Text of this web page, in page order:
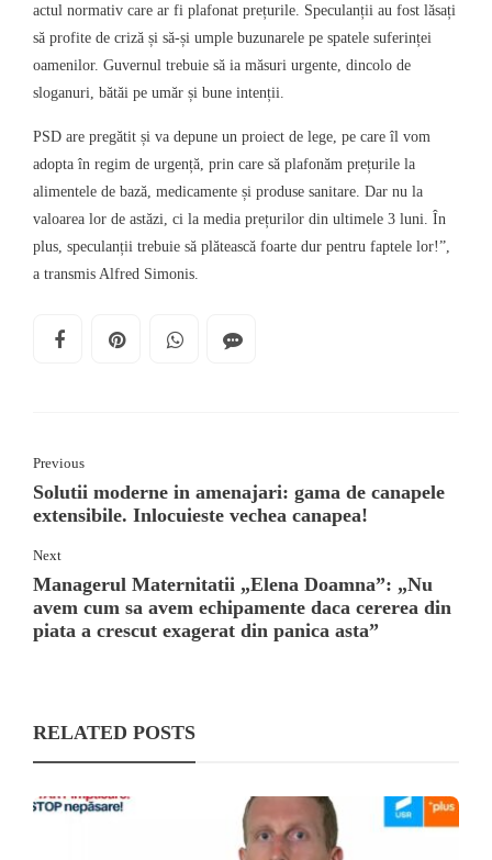
actul normativ care ar fi plafonat prețurile. Speculanții au fost lăsați
să profite de criză și să-și umple buzunarele pe spatele suferinței
oamenilor. Guvernul trebuie să ia măsuri urgente, dincolo de
sloganuri, bătăi pe umăr și bune intenții.
PSD are pregătit și va depune un proiect de lege, pe care îl vom
adopta în regim de urgență, prin care să plafonăm prețurile la
alimentele de bază, medicamente și produse sanitare. Dar nu la
valoarea lor de astăzi, ci la media prețurilor din ultimele 3 luni. În
plus, speculanții trebuie să plătească foarte dur pentru faptele lor!”,
a transmis Alfred Simonis.
Previous
Solutii moderne in amenajari: gama de canapele
extensibile. Inlocuieste vechea canapea!
Next
Managerul Maternitatii „Elena Doamna”: „Nu
avem cum sa avem echipamente daca cererea din
piata a crescut exagerat din panica asta”
RELATED POSTS